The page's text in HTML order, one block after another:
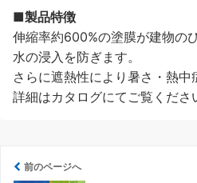
■製品特徴
伸縮率約600%の塗膜が建物の
水の浸入を防ぎます。
さらに遮熱性により暑さ・熱中
詳細はカタログにてご覧くださ
前のページへ